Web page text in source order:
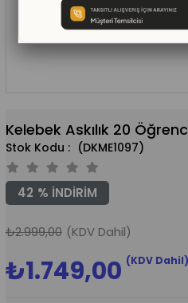
Kelebek Askılık 20
(DKME1097)
%
42 İNDIRIM
₺2.999,00 (KDV Dahil)
₺1.749,00 (KDV Dahil)